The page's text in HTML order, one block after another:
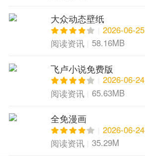
大众动态壁纸
2026-06-25
阅读资讯
58.16MB
飞卢小说免费版
2026-06-24
阅读资讯
65.63MB
全免漫画
2026-06-24
阅读资讯
35.29M